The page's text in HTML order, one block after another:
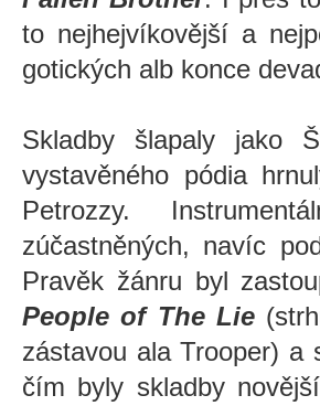
to nejhejvíkovější a
gotických alb konce
Skladby šlapaly jako
vystavěného pódia
Petrozzy.
zúčastněných, navíc
Pravěk žánru byl
People of The Lie
zástavou ala Trooper) a
čím byly skladby